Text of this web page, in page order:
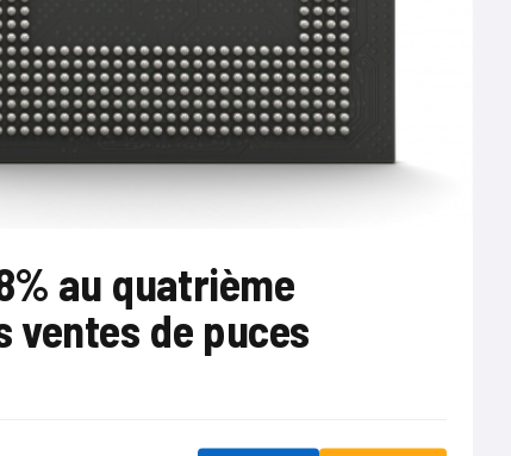
au quatrième
ventes de puces